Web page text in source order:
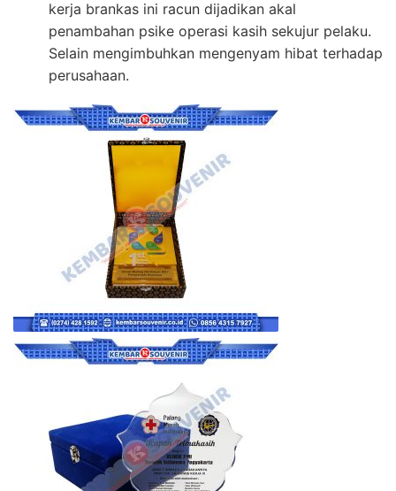
kerja brankas ini racun dijadikan akal
penambahan psike operasi kasih sekujur pelaku.
Selain mengimbuhkan mengenyam hibat terhadap
perusahaan.